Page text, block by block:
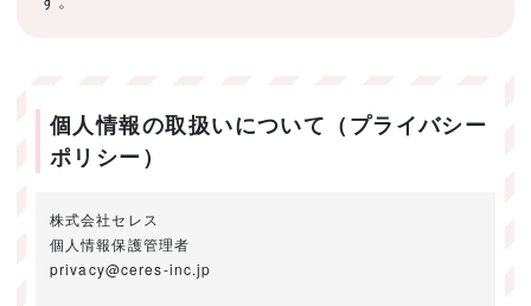
個人情報の取扱いについて（プライバシー
ポリシー）
株式会社セレス
個人情報保護管理者
privacy@ceres-inc.jp